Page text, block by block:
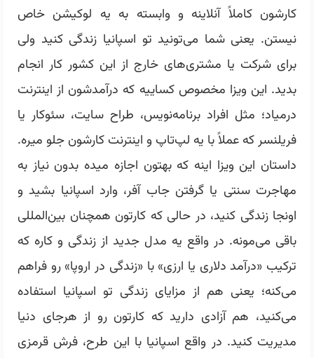
کارشون کاملاً آنلاینه و وابسته به یه لوکیشن خاص
نیستن. یعنی شما می‌تونید تو اسپانیا زندگی کنید ولی
برای شرکت یا مشتری‌های خارج از این کشور کار انجام
بدید. این ویزا مخصوص کساییه که درآمدشون از اینترنت
درمیاد؛ مثل افراد برنامه‌نویس‌، طراح‌ سایت، سئوکار یا
فریلنسر که عملاً با یه لپ‌تاپ و اینترنت کارشون جلو میره.
داستان این ویزا اینه که بهتون اجازه میده بدون نیاز به
مهاجرت سنتی یا گرفتن جاب آفر، وارد اسپانیا بشید و
اونجا زندگی کنید، در حالی که کارتون همچنان بین‌المللی
باقی می‌مونه. در واقع یه مدل جدید از زندگی و کاره که
ترکیب «درآمد دلاری یا ارزی» با «زندگی در اروپا» رو فراهم
می‌کنه؛ یعنی هم از مزایای زندگی تو اسپانیا استفاده
می‌کنید، هم آزادی دارید که کارتون رو از هرجای دنیا
مدیریت کنید. در واقع اسپانیا با این طرح، فرش قرمزی